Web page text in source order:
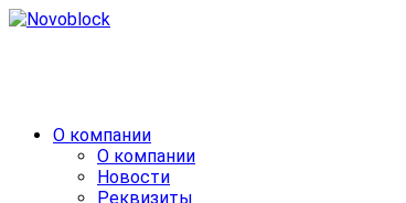
О компании
О компании
Новости
Реквизиты